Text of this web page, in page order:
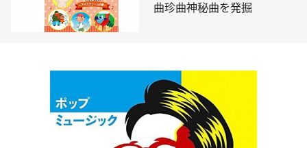
曲珍曲神秘曲を発掘